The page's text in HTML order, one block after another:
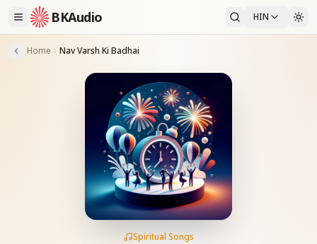
BKAudio HIN
Home Nav Varsh Ki Badhai
Spiritual Songs